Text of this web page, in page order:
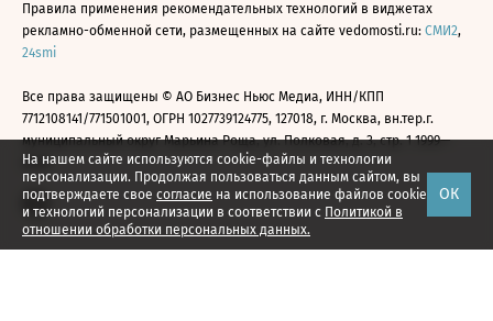
На нашем сайте используются cookie-файлы и технологии
персонализации. Продолжая пользоваться данным сайтом, вы
подтверждаете свое согласие на использование файлов cookie
и технологий персонализации в соответствии с Политикой в
отношении обработки персональных данных.
ОК
Правила применения рекомендательных технологий в виджетах
рекламно-обменной сети, размещенных на сайте vedomosti.ru: СМИ2,
24smi
Все права защищены © АО Бизнес Ньюс Медиа, ИНН/КПП
7712108141/771501001, ОГРН 1027739124775, 127018, г. Москва, вн.тер.г.
муниципальный округ Марьина Роща, ул. Полковая, д. 3, стр. 1 1999—
2026